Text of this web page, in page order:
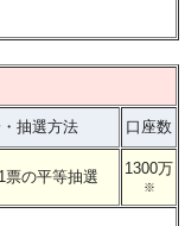
抽選方法 口座数
票の平等抽選 1300万
※